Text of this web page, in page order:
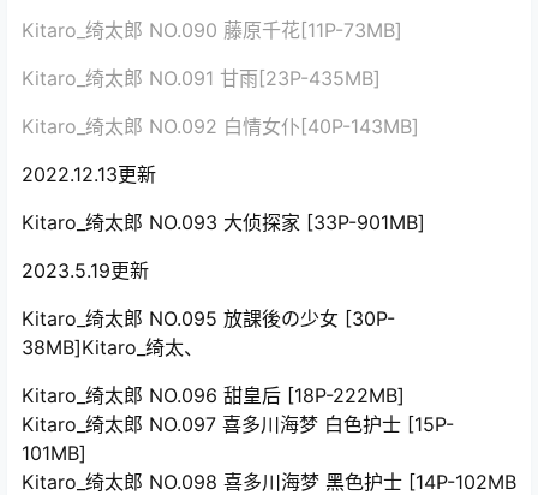
Kitaro_绮太郎 NO.090 藤原千花[11P-73MB]
Kitaro_绮太郎 NO.091 甘雨[23P-435MB]
Kitaro_绮太郎 NO.092 白情女仆[40P-143MB]
2022.12.13更新
Kitaro_绮太郎 NO.093 大侦探家 [33P-901MB]
2023.5.19更新
Kitaro_绮太郎 NO.095 放課後の少女 [30P-
38MB]Kitaro_绮太、
Kitaro_绮太郎 NO.096 甜皇后 [18P-222MB]
Kitaro_绮太郎 NO.097 喜多川海梦 白色护士 [15P-
101MB]
Kitaro_绮太郎 NO.098 喜多川海梦 黑色护士 [14P-102MB